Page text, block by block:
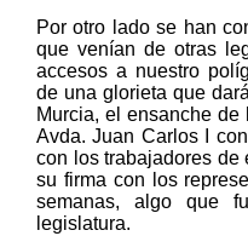
Por otro lado se han
que venían de otras
accesos a nuestro
de una glorieta que
Murcia, el ensanche
Avda. Juan Carlos I
con los trabajadores de
su firma con los
semanas, algo que
legislatura.